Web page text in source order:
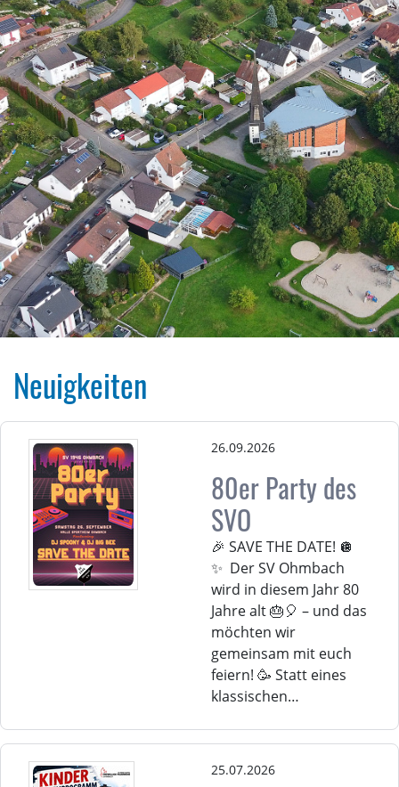
Neuigkeiten
26.09.2026
80er Party des
SVO
🎉 SAVE THE DATE! 🪩
✨ Der SV Ohmbach
wird in diesem Jahr 80
Jahre alt 🎂🎈 – und das
möchten wir
gemeinsam mit euch
feiern! 🥳 Statt eines
klassischen…
25.07.2026